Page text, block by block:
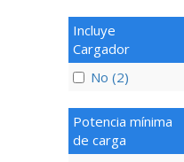
Incluye
Cargador
No (2)
Potencia mínima
de carga